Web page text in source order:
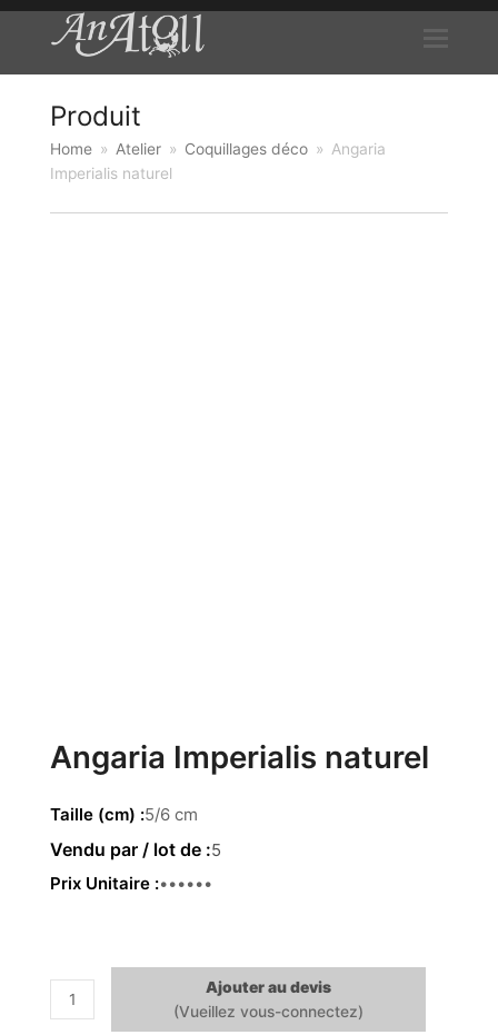
Produit
Home » Atelier » Coquillages déco » Angaria
Imperialis naturel
Angaria Imperialis naturel
Taille (cm) 5/6 cm
5
Prix Unitaire 4.37 €
quantité
de
Ajouter au devis